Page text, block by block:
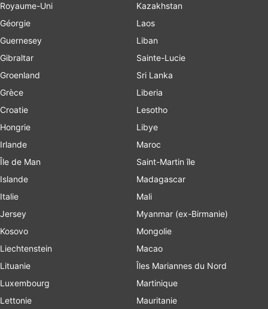
Royaume-Uni
Géorgie
Guernesey
Gibraltar
Groenland
Grèce
Croatie
Hongrie
Irlande
Île de Man
Islande
Italie
Jersey
Kosovo
Liechtenstein
Lituanie
Luxembourg
Lettonie
Kazakhstan
Laos
Liban
Sainte-Lucie
Sri Lanka
Liberia
Lesotho
Libye
Maroc
Saint-Martin île
Madagascar
Mali
Myanmar (ex-Birmanie)
Mongolie
Macao
Îles Mariannes du Nord
Martinique
Mauritanie